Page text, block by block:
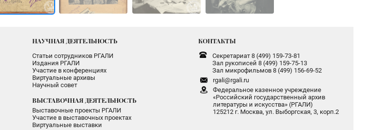
НАУЧНАЯ ДЕЯТЕЛЬНОСТЬ
Статьи сотрудников РГАЛИ
Издания РГАЛИ
Участие в конференциях
Виртуальные архивы
Научный совет
ВЫСТАВОЧНАЯ ДЕЯТЕЛЬНОСТЬ
Выставочные проекты РГАЛИ
Участие в выставочных проектах
Виртуальные выставки
КОНТАКТЫ
Секретариат 8 (499) 159-73-81
Зал рукописей 8 (499) 159-75-13
Зал микрофильмов 8 (499) 156-69-52
rgali@rgali.ru
Федеральное казенное учреждение
«Российский государственный архив
литературы и искусства» (РГАЛИ)
125212 г. Москва, ул. Выборгская, 3, корп.2